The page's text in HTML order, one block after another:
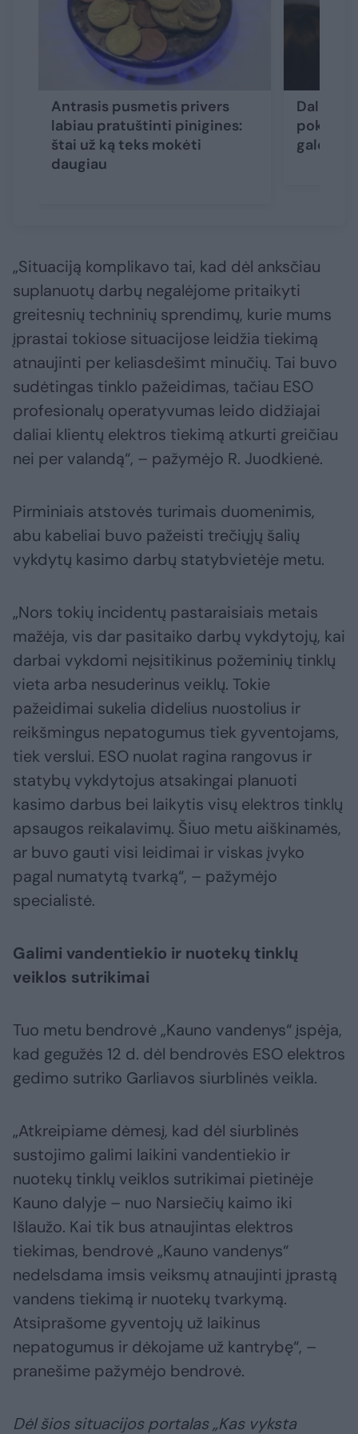
Antrasis pusmetis privers
labiau pratuštinti pinigines:
štai už ką teks mokėti
daugiau
Daliai
pokytis
galės
„Situaciją komplikavo tai, kad dėl anksčiau
suplanuotų darbų negalėjome pritaikyti
greitesnių techninių sprendimų, kurie mums
įprastai tokiose situacijose leidžia tiekimą
atnaujinti per keliasdešimt minučių. Tai buvo
sudėtingas tinklo pažeidimas, tačiau ESO
profesionalų operatyvumas leido didžiajai
daliai klientų elektros tiekimą atkurti greičiau
nei per valandą“, – pažymėjo R. Juodkienė.
Pirminiais atstovės turimais duomenimis,
abu kabeliai buvo pažeisti trečiųjų šalių
vykdytų kasimo darbų statybvietėje metu.
„Nors tokių incidentų pastaraisiais metais
mažėja, vis dar pasitaiko darbų vykdytojų, kai
darbai vykdomi neįsitikinus požeminių tinklų
vieta arba nesuderinus veiklų. Tokie
pažeidimai sukelia didelius nuostolius ir
reikšmingus nepatogumus tiek gyventojams,
tiek verslui. ESO nuolat ragina rangovus ir
statybų vykdytojus atsakingai planuoti
kasimo darbus bei laikytis visų elektros tinklų
apsaugos reikalavimų. Šiuo metu aiškinamės,
ar buvo gauti visi leidimai ir viskas įvyko
pagal numatytą tvarką“, – pažymėjo
specialistė.
Galimi vandentiekio ir nuotekų tinklų
veiklos sutrikimai
Tuo metu bendrovė „Kauno vandenys“ įspėja,
kad gegužės 12 d. dėl bendrovės ESO elektros
gedimo sutriko Garliavos siurblinės veikla.
„Atkreipiame dėmesį, kad dėl siurblinės
sustojimo galimi laikini vandentiekio ir
nuotekų tinklų veiklos sutrikimai pietinėje
Kauno dalyje – nuo Narsiečių kaimo iki
Išlaužo. Kai tik bus atnaujintas elektros
tiekimas, bendrovė „Kauno vandenys“
nedelsdama imsis veiksmų atnaujinti įprastą
vandens tiekimą ir nuotekų tvarkymą.
Atsiprašome gyventojų už laikinus
nepatogumus ir dėkojame už kantrybę“, –
pranešime pažymėjo bendrovė.
Dėl šios situacijos portalas „Kas vyksta